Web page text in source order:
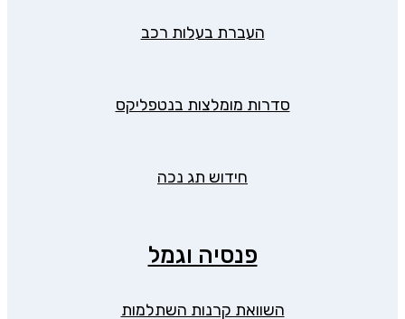
העברת בעלות רכב
סדרות מומלצות בנטפליקס
חידוש תג נכה
פנסיה וגמל
השוואת קרנות השתלמות